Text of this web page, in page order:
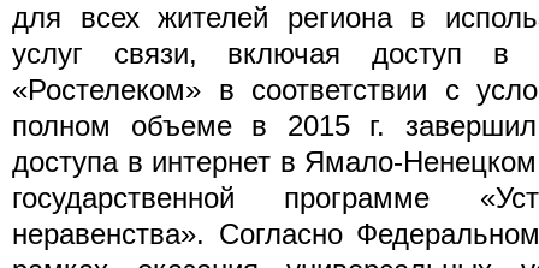
для всех жителей региона в
услуг связи, включая доступ в
«Ростелеком» в соответствии с
полном объеме в 2015 г. завершил
доступа в интернет в Ямало-
государственной программе
неравенства». Согласно